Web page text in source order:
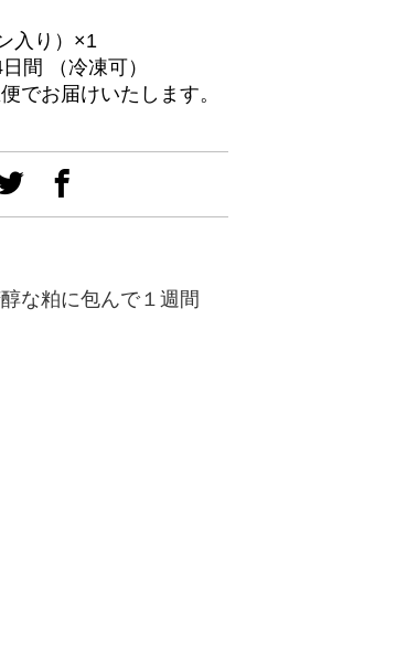
入り）×1
間 （冷凍可）
でお届けいたします。
な粕に包んで１週間